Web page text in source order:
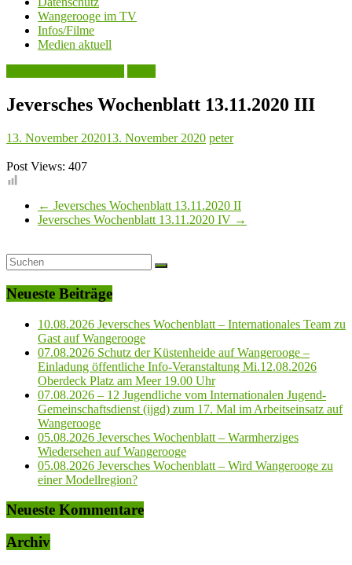
Wangerooge im TV
Infos/Filme
Medien aktuell
Jeversches Wochenblatt 13.11.2020 III
13. November 202013. November 2020 peter
Post Views: 407
← Jeversches Wochenblatt 13.11.2020 II
Jeversches Wochenblatt 13.11.2020 IV →
Neueste Beiträge
10.08.2026 Jeversches Wochenblatt – Internationales Team zu
Gast auf Wangerooge
07.08.2026 Schutz der Küstenheide auf Wangerooge –
Einladung öffentliche Info-Veranstaltung Mi.12.08.2026
Oberdeck Platz am Meer 19.00 Uhr
07.08.2026 – 12 Jugendliche vom Internationalen Jugend-
Gemeinschaftsdienst (ijgd) zum 17. Mal im Arbeitseinsatz auf
Wangerooge
05.08.2026 Jeversches Wochenblatt – Warmherziges
Wiedersehen auf Wangerooge
05.08.2026 Jeversches Wochenblatt – Wird Wangerooge zu
einer Modellregion?
Neueste Kommentare
Archiv